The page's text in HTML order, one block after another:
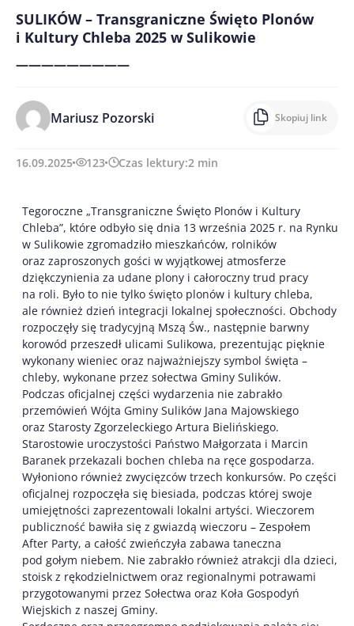
SULIKÓW – Transgraniczne Święto Plonów
i Kultury Chleba 2025 w Sulikowie
—————————
Mariusz Pozorski Skopiuj link
16.09.2025 123 Czas lektury:2 min
Tegoroczne „Transgraniczne Święto Plonów i Kultury
Chleba”, które odbyło się dnia 13 września 2025 r. na Rynku
w Sulikowie zgromadziło mieszkańców, rolników
oraz zaproszonych gości w wyjątkowej atmosferze
dziękczynienia za udane plony i całoroczny trud pracy
na roli. Było to nie tylko święto plonów i kultury chleba,
ale również dzień integracji lokalnej społeczności. Obchody
rozpoczęły się tradycyjną Mszą Św., następnie barwny
korowód przeszedł ulicami Sulikowa, prezentując pięknie
wykonany wieniec oraz najważniejszy symbol święta –
chleby, wykonane przez sołectwa Gminy Sulików.
Podczas oficjalnej części wydarzenia nie zabrakło
przemówień Wójta Gminy Sulików Jana Majowskiego
oraz Starosty Zgorzeleckiego Artura Bielińskiego.
Starostowie uroczystości Państwo Małgorzata i Marcin
Baranek przekazali bochen chleba na ręce gospodarza.
Wyłoniono również zwycięzców trzech konkursów. Po części
oficjalnej rozpoczęła się biesiada, podczas której swoje
umiejętności zaprezentowali lokalni artyści. Wieczorem
publiczność bawiła się z gwiazdą wieczoru – Zespołem
After Party, a całość zwieńczyła zabawa taneczna
pod gołym niebem. Nie zabrakło również atrakcji dla dzieci,
stoisk z rękodzielnictwem oraz regionalnymi potrawami
przygotowanymi przez Sołectwa oraz Koła Gospodyń
Wiejskich z naszej Gminy.